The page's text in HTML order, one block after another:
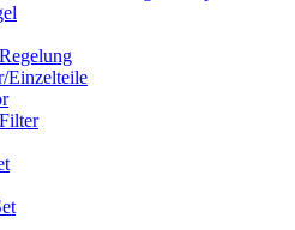
Einzelteile